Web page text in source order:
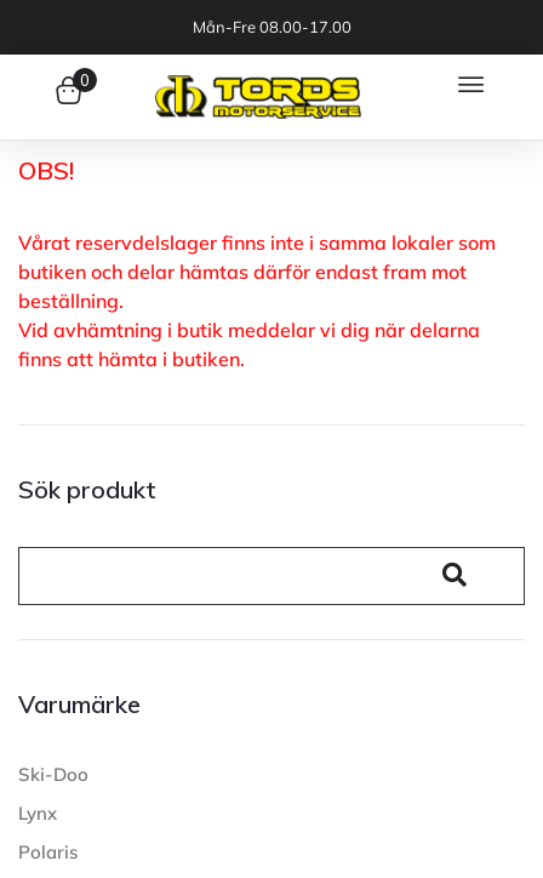
Mån-Fre 08.00-17.00
0
OBS!
Vårat reservdelslager finns inte i samma lokaler som
butiken och delar hämtas därför endast fram mot
beställning.
Vid avhämtning i butik meddelar vi dig när delarna
finns att hämta i butiken.
Sök produkt
Varumärke
Ski-Doo
Lynx
Polaris